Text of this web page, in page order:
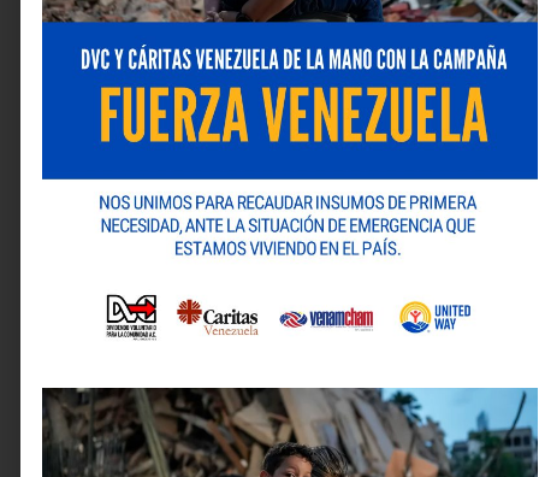
Así, este delicioso producto no solo es una opción
versátil y de calidad para el día a día, sino también el
lienzo perfecto para aquellos que buscan innovar y
añadir un toque gourmet a sus bebidas y postres
tradicionales.
portafolio de productos puede visitar su sitio web:
www.natulac.comy/o sus redes sociales: Instagram
) y Facebook (Natulac).
Deja una respuesta
Tu dirección de correo electrónico no será publicada.
Comentario *